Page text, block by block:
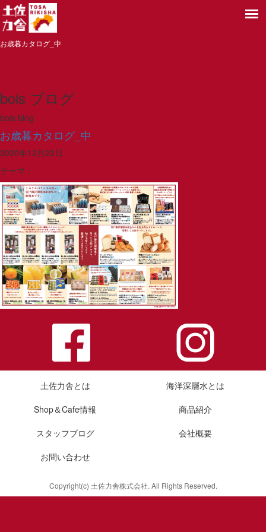
お歳暮カタログ_中
bois ブログ
bois blog
お歳暮カタログ_中
2020年12月22日
テーマ：
土佐力舎とは
海洋深層水とは
Shop＆Cafe情報
商品紹介
スタッフブログ
会社概要
お問い合わせ
Copyright(c) 土佐力舎株式会社. All Rights Reserved.